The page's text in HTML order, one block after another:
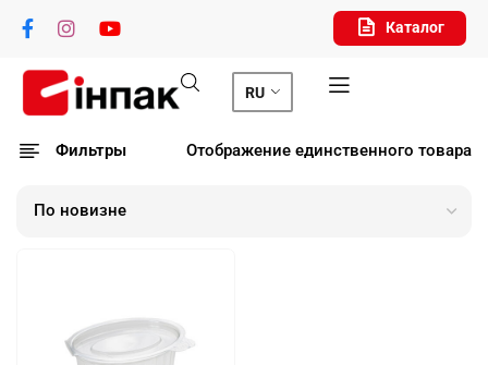
Каталог
RU
Фильтры Отображение единственного товара